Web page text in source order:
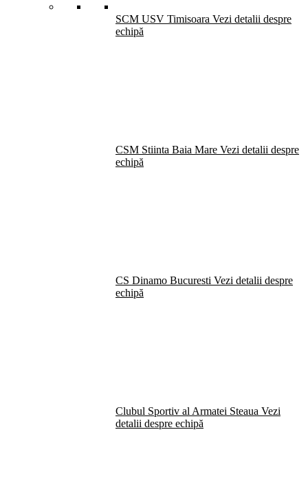
SCM USV Timisoara Vezi detalii despre
echipă
CSM Stiinta Baia Mare Vezi detalii despre
echipă
CS Dinamo Bucuresti Vezi detalii despre
echipă
Clubul Sportiv al Armatei Steaua Vezi
detalii despre echipă